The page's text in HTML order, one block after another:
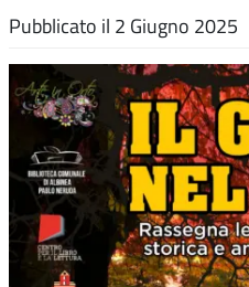
Pubblicato il 2 Giugno 2025